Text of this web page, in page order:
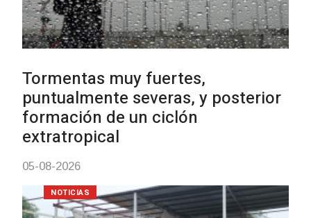
03-08-2026
personas en situación de
discapacidad
03-08-2026
NOTICIAS
Siniestro laboral con
de carne